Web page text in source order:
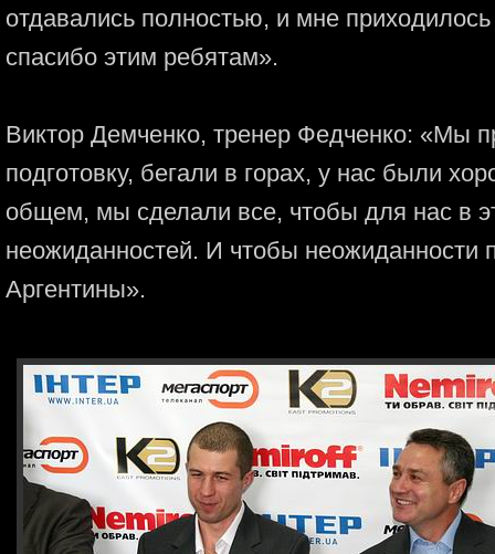
отдавались полностью, и мне
спасибо этим ребятам».
Виктор Демченко, тренер Федченко: «Мы
подготовку, бегали в горах, у нас были
общем, мы сделали все, чтобы для нас в
неожиданностей. И чтобы неожиданности
Аргентины».